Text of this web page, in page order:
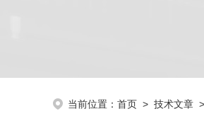
当前位置： 首页 > 技术文章 >